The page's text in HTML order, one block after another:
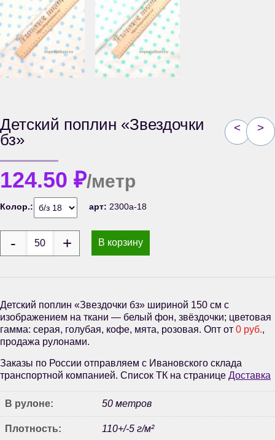
< >
Детский поплин «Звездочки
бз»
124.50 ₽/метр
Колор.: арт: 2300а-18
В корзину
Детский поплин «Звездочки бз» шириной 150 см с
изображением на ткани — белый фон, звёздочки; цветовая
гамма: серая, голубая, кофе, мята, розовая. Опт от 0 руб.,
продажа рулонами.
Заказы по России отправляем с Ивановского склада
транспортной компанией. Список ТК на странице Доставка
В рулоне: 50 метров
Плотность: 110+/-5 г/м²